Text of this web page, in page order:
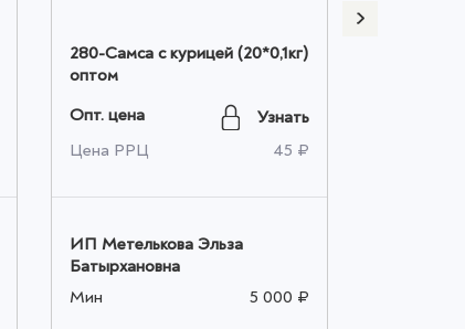
280-Самса с курицей (20*0,1кг)
оптом
Опт. цена
Узнать
Цена РРЦ
45 ₽
ИП Метелькова Эльза
Батырхановна
Мин
5 000 ₽